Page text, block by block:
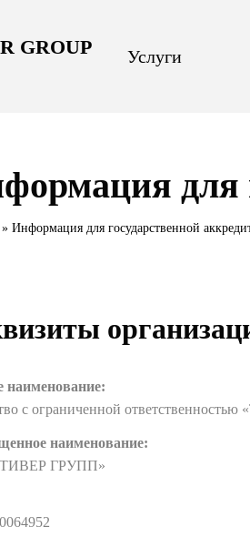
GROUP Услуги
для
» Информация для государственной
наименование:
с ограниченной
наименование:
ГРУПП»